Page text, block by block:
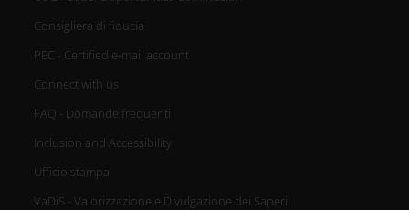
che hai fornito loro o che hanno
raccolto dal tuo utilizzo dei loro
servizi.
Consigliera di fiducia
PEC - Certified e-mail account
Connect with us
FAQ - Domande frequenti
Inclusion and Accessibility
Ufficio stampa
VaDiS - Valorizzazione e Divulgazione dei Saperi